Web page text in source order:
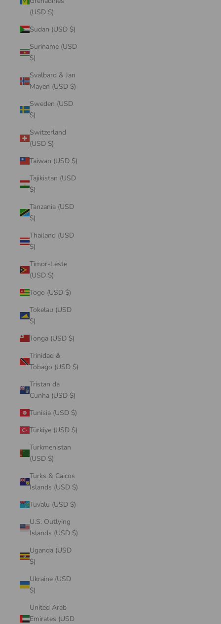
(USD $)
Sudan (USD $)
Suriname (USD
$)
Svalbard & Jan
Mayen (USD $)
Sweden (USD
$)
Switzerland
(USD $)
Taiwan (USD $)
Tajikistan (USD
$)
Tanzania (USD
$)
Thailand (USD
$)
Timor-Leste
(USD $)
Togo (USD $)
Tokelau (USD
$)
Tonga (USD $)
Trinidad &
Tobago (USD $)
Tristan da
Cunha (USD $)
Tunisia (USD $)
Türkiye (USD $)
Turkmenistan
(USD $)
Turks & Caicos
Islands (USD $)
Tuvalu (USD $)
U.S. Outlying
Islands (USD $)
Uganda (USD
$)
Ukraine (USD
$)
United Arab
Emirates (USD